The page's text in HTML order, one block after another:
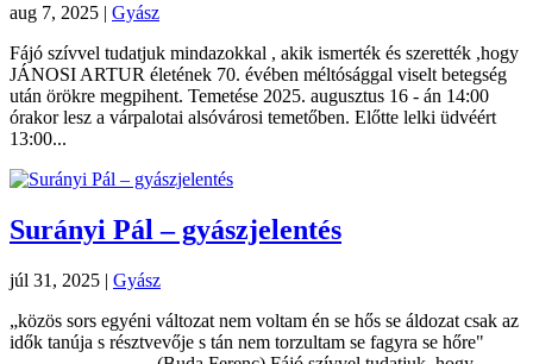
aug 7, 2025 | Gyász
Fájó szívvel tudatjuk mindazokkal , akik ismerték és szerették ,hogy
JÁNOSI ARTUR életének 70. évében méltósággal viselt betegség
után örökre megpihent. Temetése 2025. augusztus 16 - án 14:00
órakor lesz a várpalotai alsóvárosi temetőben. Előtte lelki üdvéért
13:00...
Surányi Pál – gyászjelentés
júl 31, 2025 | Gyász
„közös sors egyéni változat nem voltam én se hős se áldozat csak az
idők tanúja s résztvevője s tán nem torzultam se fagyra se hőre"